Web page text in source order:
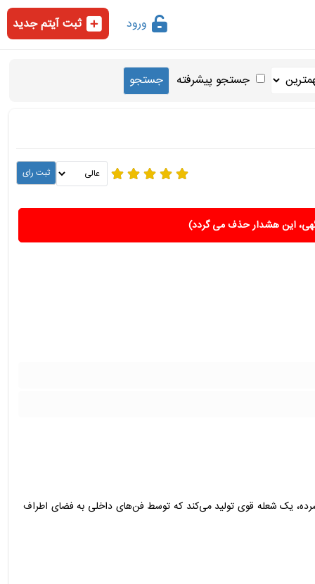
ورود ثبت آیتم جدید
جستجو پیشرفته
این هشدار حذف می گردد)
یک شعله قوی تولید می‌کند که توسط فن‌های داخلی به فضای اطراف